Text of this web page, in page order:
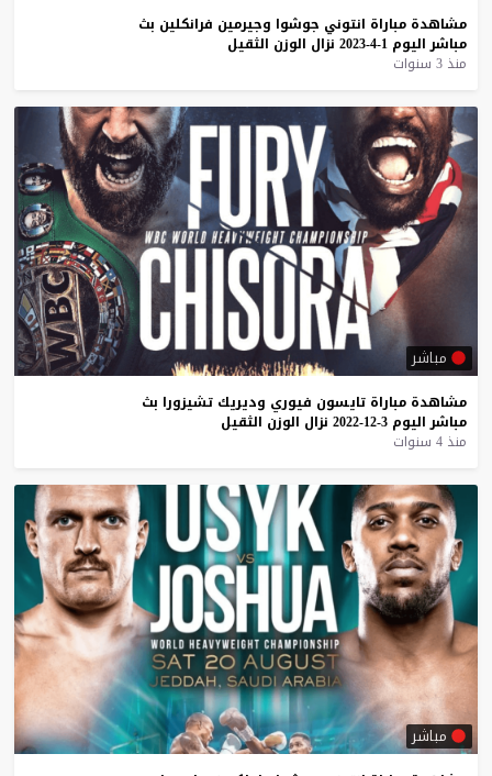
مشاهدة مباراة انتوني جوشوا وجيرمين فرانكلين بث
مباشر اليوم 1-4-2023 نزال الوزن الثقيل
منذ 3 سنوات
مباشر
مشاهدة مباراة تايسون فيوري وديريك تشيزورا بث
مباشر اليوم 3-12-2022 نزال الوزن الثقيل
منذ 4 سنوات
مباشر